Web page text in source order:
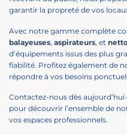
garantir la propreté de vos
Avec notre gamme complète
balayeuses, aspirateurs, et
d’équipements issus des plus
fiabilité. Profitez également de
répondre à vos besoins
Contactez-nous dès
pour découvrir l’ensemble de
vos espaces professionnels.